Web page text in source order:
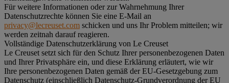
Für weitere Informationen oder zur Wahrnehmung Ihrer
Datenschutzrechte können Sie eine E-Mail an
privacy@lecreuset.com schicken und uns Ihr Problem mitteilen; wir
werden zeitnah darauf reagieren.
Vollständige Datenschutzerklärung von Le Creuset
Le Creuset setzt sich für den Schutz Ihrer personenbezogenen Daten
und Ihrer Privatsphäre ein, und diese Erklärung erläutert, wie wir
Ihre personenbezogenen Daten gemäß der EU-Gesetzgebung zum
Datenschutz (einschließlich Datenschutz-Grundverordnung der EU